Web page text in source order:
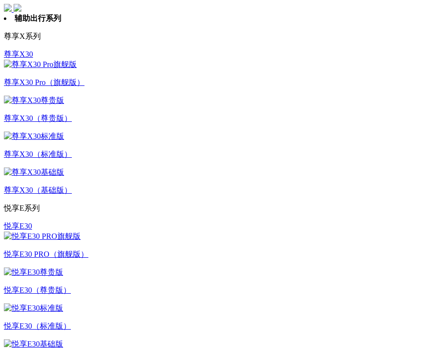
辅助出行系列
尊享X系列
尊享X30
尊享X30 Pro（旗舰版）
尊享X30（尊贵版）
尊享X30（标准版）
尊享X30（基础版）
悦享E系列
悦享E30
悦享E30 PRO（旗舰版）
悦享E30（尊贵版）
悦享E30（标准版）